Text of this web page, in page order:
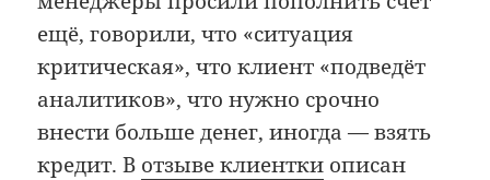
ещё, говорили, что «ситуация
критическая», что клиент «подведёт
аналитиков», что нужно срочно
внести больше денег, иногда — взять
кредит. В отзыве клиентки описан